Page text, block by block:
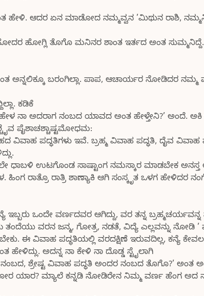
ಹೇಳಿ. ಆದರ ಏನ ಮಾಡೋದ ನಮ್ಮವ್ವನ ’ಮಿಥುನ ರಾಶಿ,
ಹೋಗ್ಲಿ ತೊಗೊ ಮನಿನರ ಶಾಂತ ಇರ್ತದ ಅಂತ
ಅಂತ ಅನ್ನಲಿಕ್ಕೂ ಬರಂಗಿಲ್ಲಾ. ಪಾಪ, ಆಚಾರ್ಯರ ನೋಡಿದರ ನಮ್ಮ
ಕಡಿಕೆ
ನಾ ಅದರಾಗ ನಂಬದ ಯಾವದ ಅಂತ ಹೇಳ್ತೇನಿ?’ ಅಂದೆ. ಅಕಿ
ಪೈಶಾಚಶ್ಚಾಷ್ಟಮೋಧಮ:
ವಿವಾಹ ಪದ್ಧತಿಗಳು ಇವೆ. ಬ್ರಹ್ಮ ವಿವಾಹ ಪದ್ಧತಿ, ದೈವ ವಿವಾಹ
ಧಾಬಳಿ ಉಟಗೊಂಡ ಸಾಷ್ಟಾಂಗ ನಮಸ್ಕಾರ ಮಾಡಬೇಕ
ರಾತ್ರೊ ರಾತ್ರಿ ಶಾಣ್ಯಾಕಿ ಆಗಿ ಸಂಸ್ಕೃತ ಒಳಗ ಹೇಳಿದರ
ಇಬ್ಬರು ಒಂದೇ ವರ್ಣದವರ ಆಗಿದ್ದು, ವರ ತನ್ನ
ತಂದೆಯು ವರನ ಜನ್ಮ, ಗೋತ್ರ, ನಡತೆ, ವಿದ್ಯೆ ಎಲ್ಲವನ್ನು ನೋಡಿ
ಈ ವಿವಾಹ ಪದ್ಧತಿಯಲ್ಲಿ ವರದಕ್ಷಿಣೆ ಇರುವದಿಲ್ಲ, ಕನ್ಯೆ
ಹೇಳಿದ್ಲು. ಅದನ್ನ ನಾ ಕೇಳಿ ನಾ ದೊಡ್ಡ ಸ್ಟೈಲಾಗಿ
ಶ್ರೇಷ್ಟ ವಿವಾಹ ಪದ್ಧತಿ ಅಂದರ ನಂಬದ ತೊಗೊ?’ ಅಂತ
ಯಾರ? ಮ್ಯಾಲೆ ಕನ್ನಡಿ ನೋಡಿರೇನ ನಿಮ್ಮ ವರ್ಣ ಹೆಂಗ ಅದ